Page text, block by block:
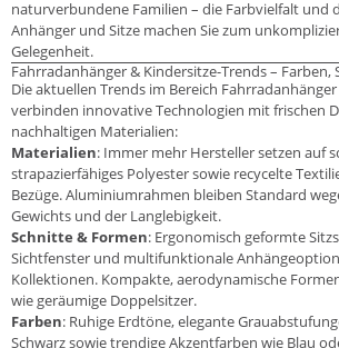
naturverbundene Familien – die Farbvielfalt und
Anhänger und Sitze machen Sie zum
Gelegenheit.
Fahrradanhänger & Kindersitze-Trends –
Die aktuellen Trends im Bereich
verbinden innovative Technologien mit frischen
nachhaltigen Materialien:
Materialien: Immer mehr Hersteller setzen auf
strapazierfähiges Polyester sowie recycelte
Bezüge. Aluminiumrahmen bleiben Standard
Gewichts und der Langlebigkeit.
Schnitte & Formen: Ergonomisch geformte
Sichtfenster und multifunktionale
Kollektionen. Kompakte, aerodynamische
wie geräumige Doppelsitzer.
Farben: Ruhige Erdtöne, elegante
Schwarz sowie trendige Akzentfarben wie Blau